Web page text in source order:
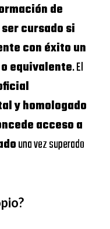
de
cursado si
con éxito un
equivalente. El
y homologado
acceso a
una vez superado